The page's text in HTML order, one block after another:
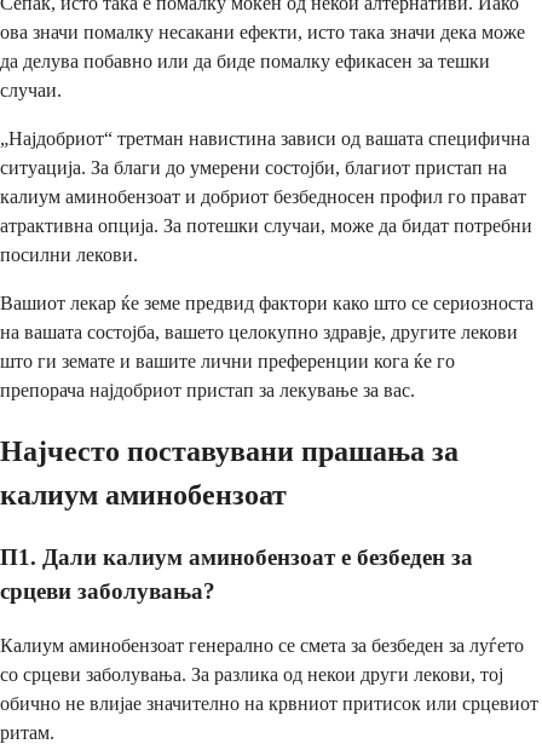
ова значи помалку несакани ефекти, исто така значи дека може
да делува побавно или да биде помалку ефикасен за тешки
случаи.
„Најдобриот“ третман навистина зависи од вашата специфична
ситуација. За благи до умерени состојби, благиот пристап на
калиум аминобензоат и добриот безбедносен профил го прават
атрактивна опција. За потешки случаи, може да бидат потребни
посилни лекови.
Вашиот лекар ќе земе предвид фактори како што се сериозноста
на вашата состојба, вашето целокупно здравје, другите лекови
што ги земате и вашите лични преференции кога ќе го
препорача најдобриот пристап за лекување за вас.
Најчесто поставувани прашања за
калиум аминобензоат
П1. Дали калиум аминобензоат е безбеден за
срцеви заболувања?
Калиум аминобензоат генерално се смета за безбеден за луѓето
со срцеви заболувања. За разлика од некои други лекови, тој
обично не влијае значително на крвниот притисок или срцевиот
ритам.